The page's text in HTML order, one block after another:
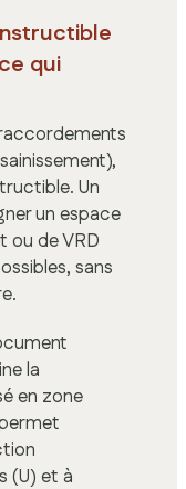
qui
Un
un espace
ou de VRD
sans
la
en zone
(U) et à